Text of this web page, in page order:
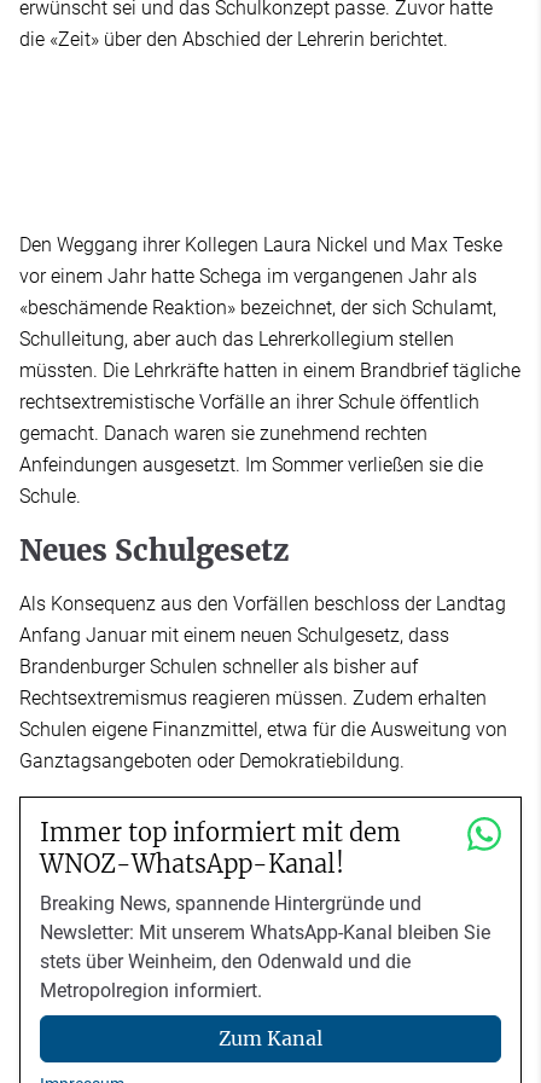
erwünscht sei und das Schulkonzept passe. Zuvor hatte
die «Zeit» über den Abschied der Lehrerin berichtet.
Den Weggang ihrer Kollegen Laura Nickel und Max Teske
vor einem Jahr hatte Schega im vergangenen Jahr als
«beschämende Reaktion» bezeichnet, der sich Schulamt,
Schulleitung, aber auch das Lehrerkollegium stellen
müssten. Die Lehrkräfte hatten in einem Brandbrief tägliche
rechtsextremistische Vorfälle an ihrer Schule öffentlich
gemacht. Danach waren sie zunehmend rechten
Anfeindungen ausgesetzt. Im Sommer verließen sie die
Schule.
Neues Schulgesetz
Als Konsequenz aus den Vorfällen beschloss der Landtag
Anfang Januar mit einem neuen Schulgesetz, dass
Brandenburger Schulen schneller als bisher auf
Rechtsextremismus reagieren müssen. Zudem erhalten
Schulen eigene Finanzmittel, etwa für die Ausweitung von
Ganztagsangeboten oder Demokratiebildung.
Immer top informiert mit dem
WNOZ-WhatsApp-Kanal!
Breaking News, spannende Hintergründe und
Newsletter: Mit unserem WhatsApp-Kanal bleiben Sie
stets über Weinheim, den Odenwald und die
Metropolregion informiert.
Zum Kanal